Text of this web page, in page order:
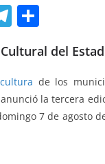
T
e
gr
a
m
m
p
ar
tir
del
cultura de los
anunció la tercera
7 de agosto